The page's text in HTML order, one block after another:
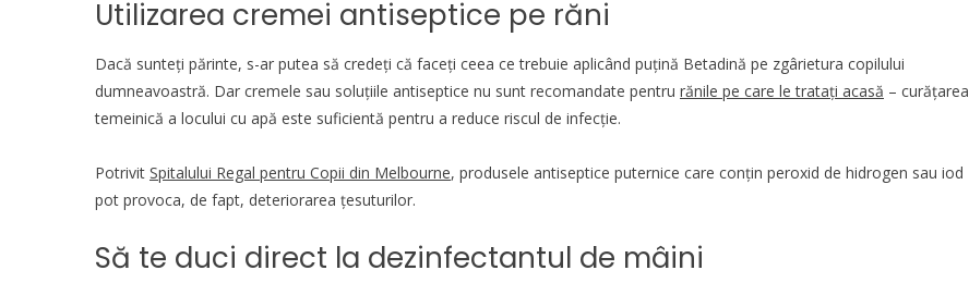
Utilizarea cremei antiseptice pe răni
Dacă sunteți părinte, s-ar putea să credeți că faceți ceea ce trebuie aplicând puțină Betadină pe zgârietura copilului
dumneavoastră. Dar cremele sau soluțiile antiseptice nu sunt recomandate pentru rănile pe care le tratați acasă – curățarea
temeinică a locului cu apă este suficientă pentru a reduce riscul de infecție.
Potrivit Spitalului Regal pentru Copii din Melbourne, produsele antiseptice puternice care conțin peroxid de hidrogen sau iod
pot provoca, de fapt, deteriorarea țesuturilor.
Să te duci direct la dezinfectantul de mâini